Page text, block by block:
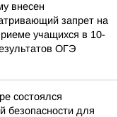
внесен
запрет на
учащихся в 10-
ОГЭ
состоялся
безопасности для